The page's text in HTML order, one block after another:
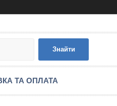
Знайти
ТА ОПЛАТА